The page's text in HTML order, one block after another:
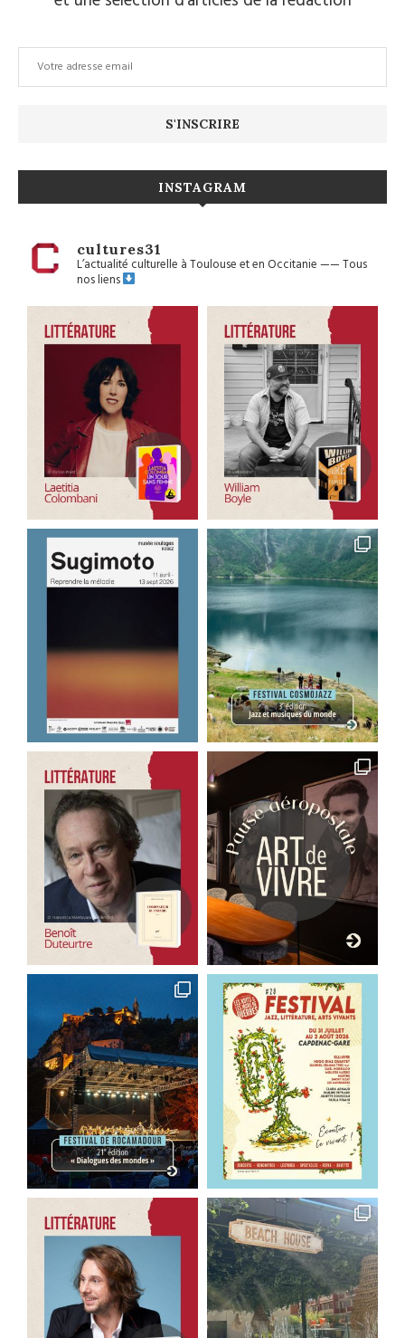
INSTAGRAM
cultures31
L’actualité culturelle à Toulouse et en Occitanie——Tous
nos liens